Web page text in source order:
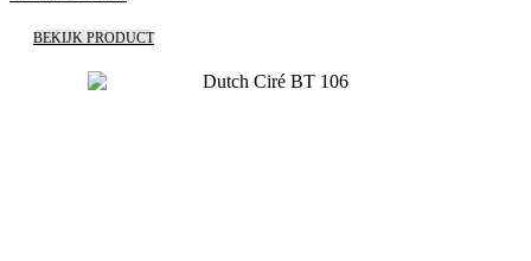
BEKIJK PRODUCT